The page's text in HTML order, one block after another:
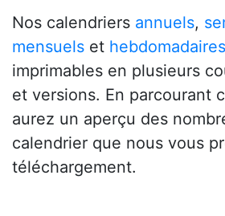
Nos calendriers annuels,
mensuels et hebdomadaires
imprimables en plusieurs
et versions. En parcourant
aurez un aperçu des
calendrier que nous vous
téléchargement.